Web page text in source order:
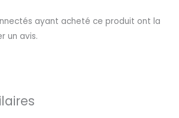
ayant acheté ce produit ont la
un avis.